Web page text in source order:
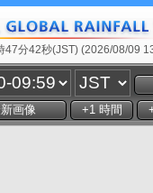
47分42秒(JST) (2026/08/09